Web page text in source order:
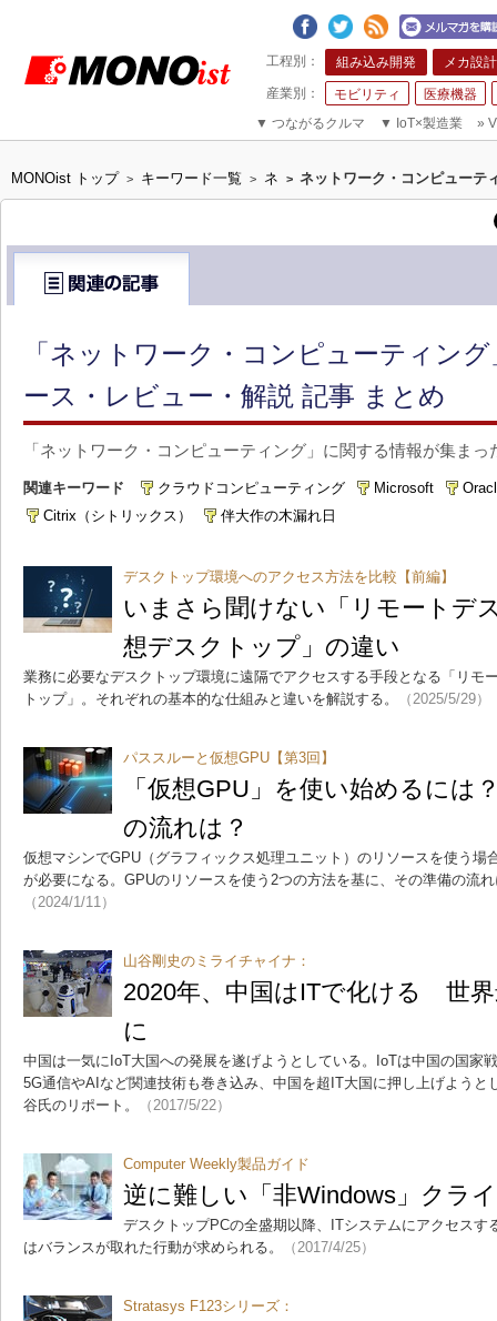
組み込み開発 メカ設計
モビリティ
医療機器
▼ つながるクルマ ▼ IoT×製造業 »
MONOist トップ > キーワード一覧 > ネ > ネットワーク・コンピューテ
「ネットワーク・コンピューティン
ース・レビュー・解説 記事 まとめ
「ネットワーク・コンピューティング」に関する情報が集まっ
関連キーワード クラウドコンピューティング Microsoft
Citrix（シトリックス）
伴大作の木漏れ日
デスクトップ環境へのアクセス方法を比較【前編】
いまさら聞けない「リモートデ
想デスクトップ」の違い
業務に必要なデスクトップ環境に遠隔でアクセスする手段となる「リモ
トップ」。それぞれの基本的な仕組みと違いを解説する。
（2025/5/29）
パススルーと仮想GPU【第3回】
「仮想GPU」を使い始めるに
の流れは？
仮想マシンでGPU（グラフィックス処理ユニット）のリソースを使う場
が必要になる。GPUのリソースを使う2つの方法を基に、その準備の流
（2024/1/11）
山谷剛史のミライチャイナ：
2020年、中国はITで化ける 世
に
中国は一気にIoT大国への発展を遂げようとしている。IoTは中国の国家
5G通信やAIなど関連技術も巻き込み、中国を超IT大国に押し上げようと
谷氏のリポート。
（2017/5/22）
Computer Weekly製品ガイド
逆に難しい「非Windows」クラ
デスクトップPCの全盛期以降、ITシステムにアクセスす
はバランスが取れた行動が求められる。
（2017/4/25）
Stratasys F123シリーズ：